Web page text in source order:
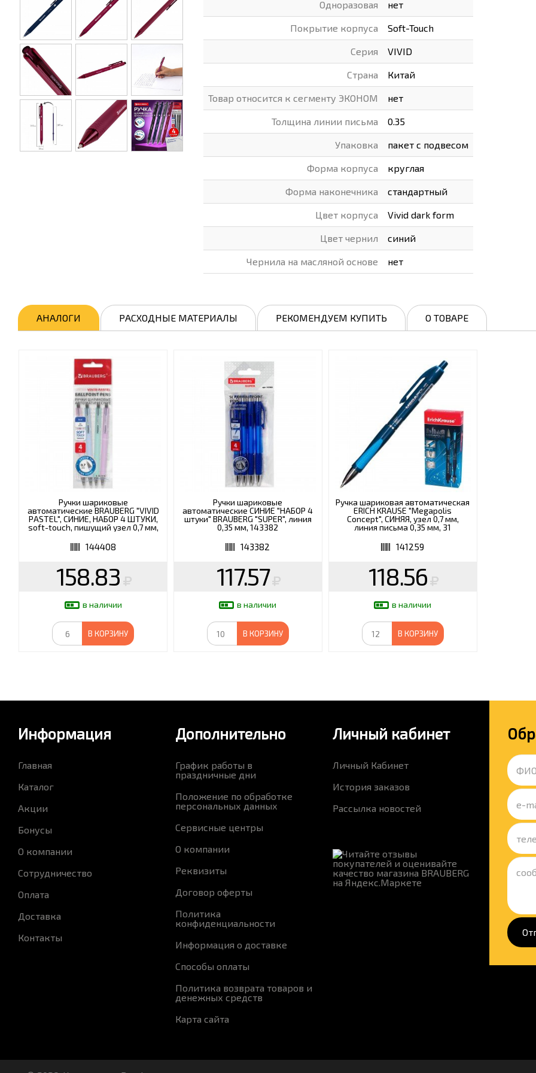
Одноразовая нет
Покрытие корпуса Soft-Touch
Серия VIVID
Страна Китай
Товар относится к сегменту ЭКОНОМ нет
Толщина линии письма 0.35
Упаковка пакет с подвесом
Форма корпуса круглая
Форма наконечника стандартный
Цвет корпуса Vivid dark form
Цвет чернил синий
Чернила на масляной основе нет
АНАЛОГИ РАСХОДНЫЕ МАТЕРИАЛЫ РЕКОМЕНДУЕМ КУПИТЬ О ТОВАРЕ
Ручки шариковые
автоматические BRAUBERG "VIVID
PASTEL", СИНИЕ, НАБОР 4 ШТУКИ,
soft-touch, пишущий узел 0,7 мм,
144408
158.83
в наличии
В КОРЗИНУ
Ручки шариковые
автоматические СИНИЕ "НАБОР 4
штуки" BRAUBERG "SUPER", линия
0,35 мм, 143382
143382
117.57
в наличии
В КОРЗИНУ
Ручка шариковая автоматическая
ERICH KRAUSE "Megapolis
Concept", СИНЯЯ, узел 0,7 мм,
линия письма 0,35 мм, 31
141259
118.56
в наличии
В КОРЗИНУ
Информация
Главная
Каталог
Акции
Бонусы
О компании
Сотрудничество
Оплата
Доставка
Контакты
Дополнительно
График работы в
праздничные дни
Положение по обработке
персональных данных
Сервисные центры
О компании
Реквизиты
Договор оферты
Политика
конфиденциальности
Информация о доставке
Способы оплаты
Политика возврата товаров и
денежных средств
Карта сайта
Личный кабинет
Личный Кабинет
История заказов
Рассылка новостей